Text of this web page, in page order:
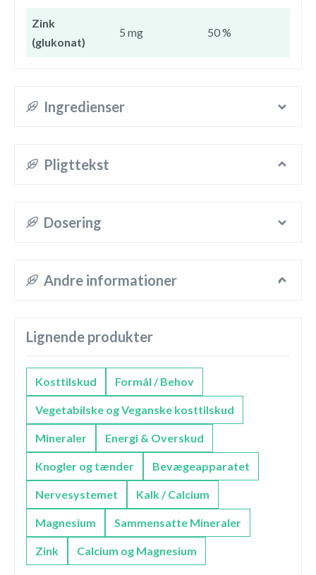
Zink
(glukonat)
5 mg 50 %
Ingredienser
Pligttekst
Dosering
Andre informationer
Lignende produkter
Kosttilskud Formål / Behov
Vegetabilske og Veganske kosttilskud
Mineraler Energi & Overskud
Knogler og tænder Bevægeapparatet
Nervesystemet Kalk / Calcium
Magnesium Sammensatte Mineraler
Zink Calcium og Magnesium